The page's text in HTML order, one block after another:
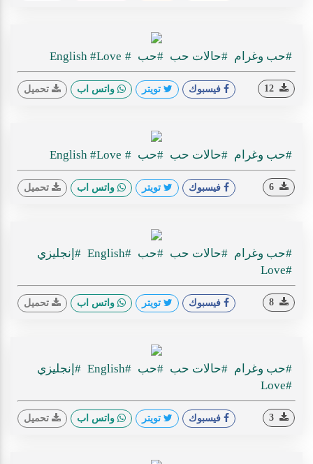
#حب وغرام #حالات حب #حب #English
#Love
فيسبوك تويتر واتس اب تحميل
#حب وغرام #حالات حب #حب #English
#Love
فيسبوك تويتر واتس اب تحميل
#حب وغرام #حالات حب #حب #English
#إنجليزي
#Love
فيسبوك تويتر واتس اب تحميل
#حب وغرام #حالات حب #حب #English
#إنجليزي
#Love
فيسبوك تويتر واتس اب تحميل